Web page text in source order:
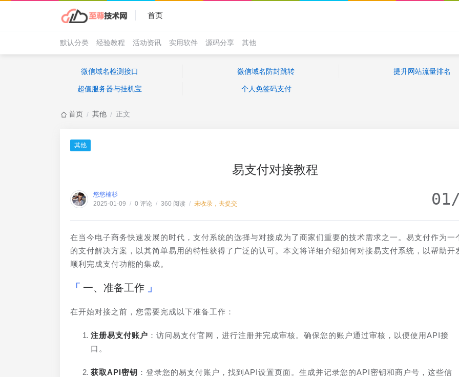
首页
默认分类 经验教程 活动资讯 实用软件 源码分享 其他
微信域名检测接口 微信域名防封跳转 提升网站流量排名
超值服务器与挂机宝 个人免签码支付
首页 / 其他 / 正文
其他
易支付对接教程
悠悠楠杉
2025-01-09 / 0 评论 / 360 阅读 / 未收录，去提交
在当今电子商务快速发展的时代，支付系统的选择与对接成为了商家们重要的技术需求之一。易支付作为一
的支付解决方案，以其简单易用的特性获得了广泛的认可。本文将详细介绍如何对接易支付系统，以帮助开
顺利完成支付功能的集成。
一、准备工作
在开始对接之前，您需要完成以下准备工作：
注册易支付账户 ：访问易支付官网，进行注册并完成审核。确保您的账户通过审核，以便使用API接
口。
获取API密钥 ：登录您的易支付账户，找到API设置页面。生成并记录您的API密钥和商户号，这些信